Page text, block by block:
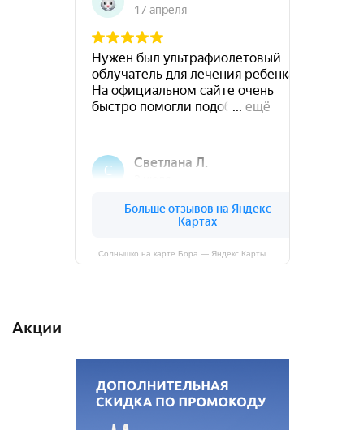
Солнышко на карте Бора — Яндекс Карты
Акции